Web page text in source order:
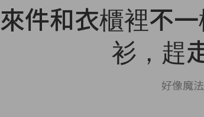
來件和衣櫃裡不
衫，趕
好像魔